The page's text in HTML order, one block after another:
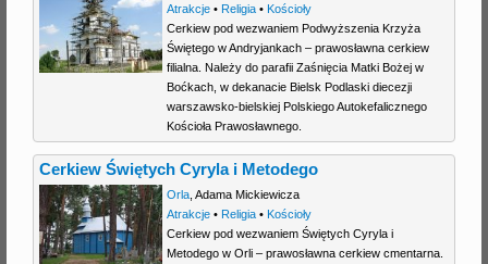
Atrakcje• Religia• Kościoły
Cerkiew pod wezwaniem Podwyższenia Krzyża
Świętego w Andryjankach – prawosławna cerkiew
filialna. Należy do parafii Zaśnięcia Matki Bożej w
Boćkach, w dekanacie Bielsk Podlaski diecezji
warszawsko-bielskiej Polskiego Autokefalicznego
Kościoła Prawosławnego.
Cerkiew Świętych Cyryla i Metodego
Orla, Adama Mickiewicza
Atrakcje• Religia• Kościoły
Cerkiew pod wezwaniem Świętych Cyryla i
Metodego w Orli – prawosławna cerkiew cmentarna.